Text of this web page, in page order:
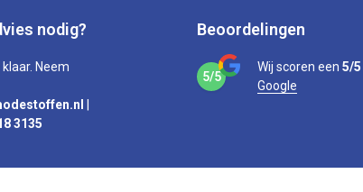
nodig?
Neem
3135
Beoordelingen
5/5
Wij scoren een 5/5
Google